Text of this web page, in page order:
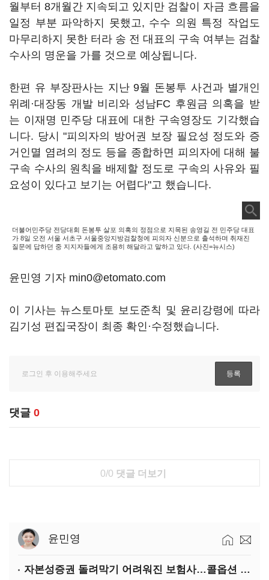
월부터 8개월간 지속되고 있지만 검찰이 자금 흐름을
일정 부분 파악하지 못했고, 수수 의원 특정 작업도
마무리하지 못한 터라 송 전 대표의 구속 여부는 검찰
수사의 명운을 가를 것으로 예상됩니다.
한편 유 부장판사는 지난 9월 돈봉투 사건과 별개인
위례·대장동 개발 비리와 성남FC 후원금 의혹을 받
는 이재명 민주당 대표에 대한 구속영장도 기각했습
니다. 당시 "피의자의 방어권 보장 필요성 정도와 증
거인멸 염려의 정도 등을 종합하면 피의자에 대해 불
구속 수사의 원칙을 배제할 정도로 구속의 사유와 필
요성이 있다고 보기는 어렵다"고 했습니다.
더불어민주당 전당대회 돈봉투 살포 의혹의 정점으로 지목된 송영길 전 민주당 대표
가 8일 오전 서울 서초구 서울중앙지방검찰청에 피의자 신분으로 출석하며 취재진
질문에 답하던 중 지지자들에게 조용히 해달라고 말하고 있다. (사진=뉴시스)
윤민영 기자 min0@etomato.com
이 기사는 뉴스토마토 보도준칙 및 윤리강령에 따라
김기성 편집국장이 최종 확인·수정했습니다.
댓글 0
0/0 댓글 더보기
윤민영
자본성증권 돌려막기 어려워진 보험사…콜옵션 부담 급증